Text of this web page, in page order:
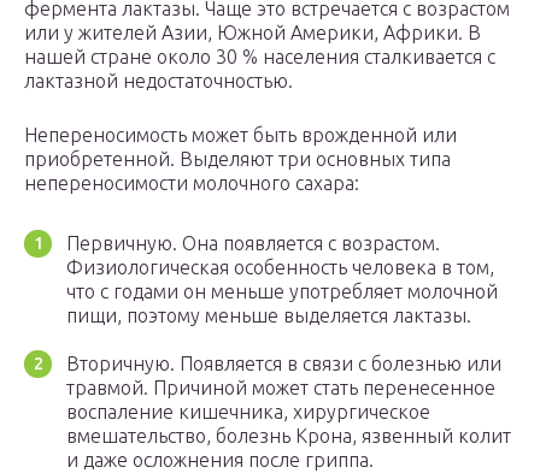
фермента лактазы. Чаще это встречается с возрастом
или у жителей Азии, Южной Америки, Африки. В
нашей стране около 30 % населения сталкивается с
лактазной недостаточностью.
Непереносимость может быть врожденной или
приобретенной. Выделяют три основных типа
непереносимости молочного сахара:
Первичную. Она появляется с возрастом.
Физиологическая особенность человека в том,
что с годами он меньше употребляет молочной
пищи, поэтому меньше выделяется лактазы.
Вторичную. Появляется в связи с болезнью или
травмой. Причиной может стать перенесенное
воспаление кишечника, хирургическое
вмешательство, болезнь Крона, язвенный колит
и даже осложнения после гриппа.